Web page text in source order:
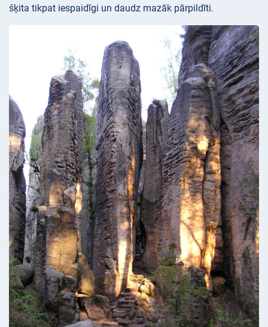
šķita tikpat iespaidīgi un daudz mazāk pārpildīti.